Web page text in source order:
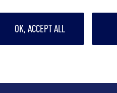
Robert
OK, ACCEPT ALL